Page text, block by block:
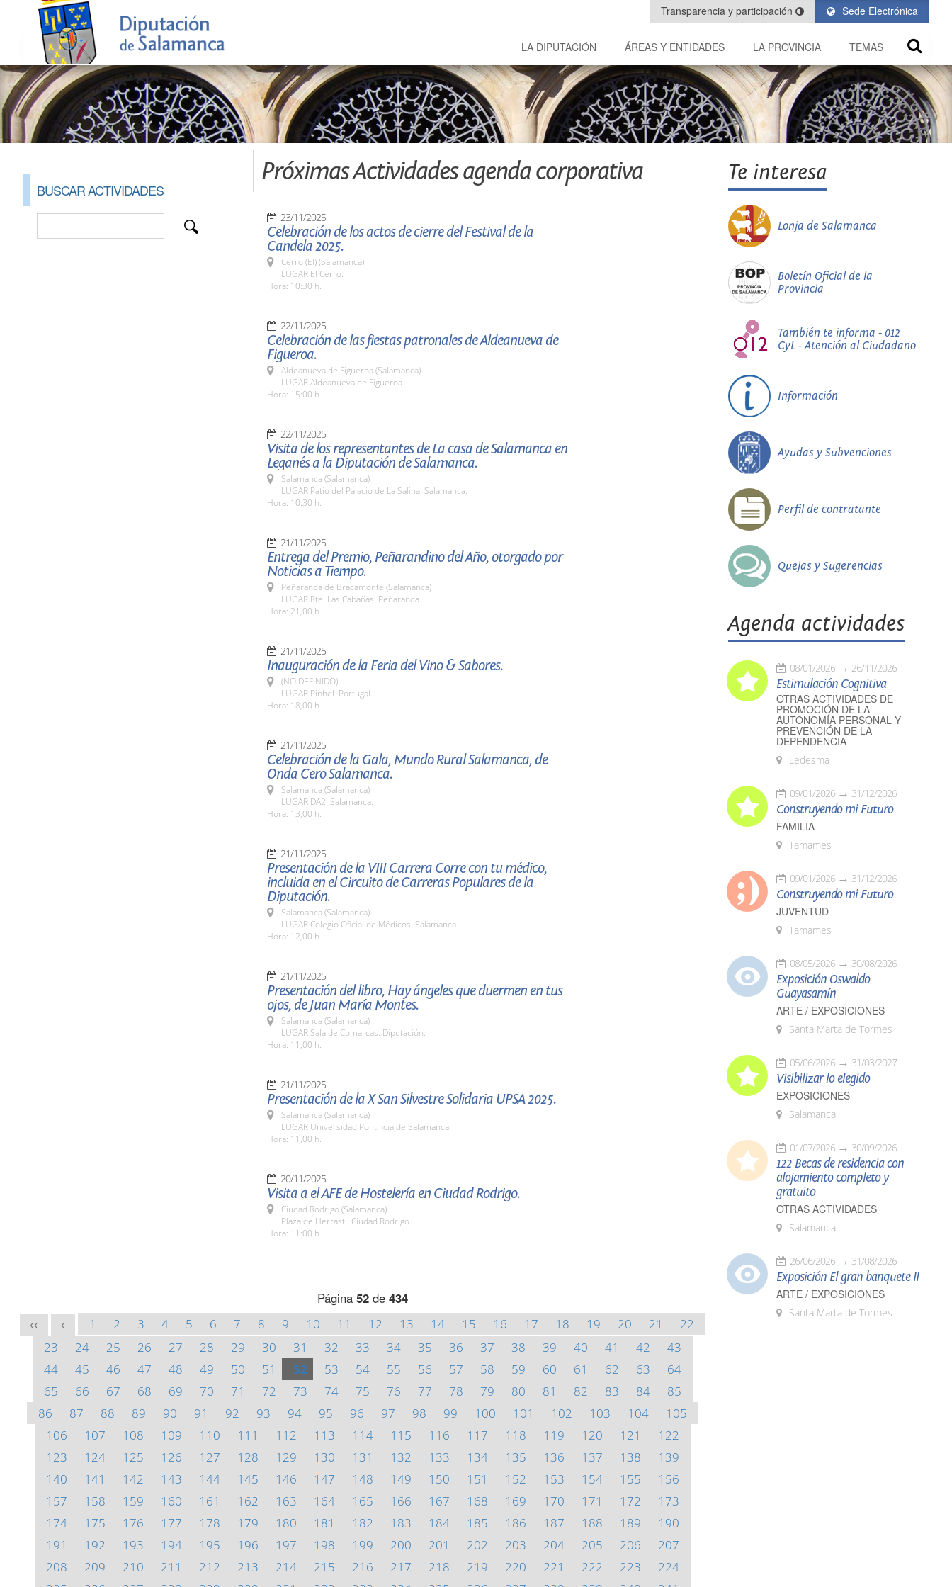
Sede Electrónica
Transparencia y participación
LA DIPUTACIÓN ÁREAS Y ENTIDADES LA PROVINCIA TEMAS
BUSCAR ACTIVIDADES
Próximas Actividades agenda corporativa
23/11/2025
Celebración de los actos de cierre del Festival de la
Candela 2025.
Cerro (El) (Salamanca)
LUGAR El Cerro.
Hora: 10:30 h.
22/11/2025
Celebración de las fiestas patronales de Aldeanueva de
Figueroa.
Aldeanueva de Figueroa (Salamanca)
LUGAR Aldeanueva de Figueroa.
Hora: 15:00 h.
22/11/2025
Visita de los representantes de La casa de Salamanca en
Leganés a la Diputación de Salamanca.
Salamanca (Salamanca)
LUGAR Patio del Palacio de La Salina. Salamanca.
Hora: 10:30 h.
21/11/2025
Entrega del Premio, Peñarandino del Año, otorgado por
Noticias a Tiempo.
Peñaranda de Bracamonte (Salamanca)
LUGAR Rte. Las Cabañas. Peñaranda.
Hora: 21,00 h.
21/11/2025
Inauguración de la Feria del Vino & Sabores.
(NO DEFINIDO)
LUGAR Pinhel. Portugal
Hora: 18,00 h.
21/11/2025
Celebración de la Gala, Mundo Rural Salamanca, de
Onda Cero Salamanca.
Salamanca (Salamanca)
LUGAR DA2. Salamanca.
Hora: 13,00 h.
21/11/2025
Presentación de la VIII Carrera Corre con tu médico,
incluida en el Circuito de Carreras Populares de la
Diputación.
Salamanca (Salamanca)
LUGAR Colegio Oficial de Médicos. Salamanca.
Hora: 12,00 h.
21/11/2025
Presentación del libro, Hay ángeles que duermen en tus
ojos, de Juan María Montes.
Salamanca (Salamanca)
LUGAR Sala de Comarcas. Diputación.
Hora: 11,00 h.
21/11/2025
Presentación de la X San Silvestre Solidaria UPSA 2025.
Salamanca (Salamanca)
LUGAR Universidad Pontificia de Salamanca.
Hora: 11,00 h.
20/11/2025
Visita a el AFE de Hostelería en Ciudad Rodrigo.
Ciudad Rodrigo (Salamanca)
Plaza de Herrasti. Ciudad Rodrigo.
Hora: 11:00 h.
Página 52 de 434
<< < 1 2 3 4 5 6 7 8 9 10 11 12 13 14 15 16 17 18 19 20 21
22
23
24 25 26 27 28 29 30 31 32 33 34 35 36 37 38 39 40 41 42
43
44
45 46 47 48 49 50 51 52 53 54 55 56 57 58 59 60 61 62 63
64
65
66 67 68 69 70 71 72 73 74 75 76 77 78 79 80 81 82 83 84
85
86
87 88 89 90 91 92 93 94 95 96 97 98 99 100 101 102 103 104
105
106
107 108 109 110 111 112 113 114 115 116 117 118 119 120 121
122
123
124 125 126 127 128 129 130 131 132 133 134 135 136 137 138
139
140
141 142 143 144 145 146 147 148 149 150 151 152 153 154 155
156
157
158 159 160 161 162 163 164 165 166 167 168 169 170 171 172
173
174
175 176 177 178 179 180 181 182 183 184 185 186 187 188 189
190
191
192 193 194 195 196 197 198 199 200 201 202 203 204 205 206
207
208
209 210 211 212 213 214 215 216 217 218 219 220 221 222 223
224
Te interesa
Lonja de Salamanca
Boletín Oficial de la
Provincia
También te informa - 012
CyL - Atención al Ciudadano
Información
Ayudas y Subvenciones
Perfil de contratante
Quejas y Sugerencias
Agenda actividades
08/01/2026 26/11/2026
Estimulación Cognitiva
OTRAS ACTIVIDADES DE
PROMOCIÓN DE LA
AUTONOMÍA PERSONAL Y
PREVENCIÓN DE LA
DEPENDENCIA
Ledesma
09/01/2026 31/12/2026
Construyendo mi Futuro
FAMILIA
Tamames
09/01/2026 31/12/2026
Construyendo mi Futuro
JUVENTUD
Tamames
08/05/2026 30/08/2026
Exposición Oswaldo
Guayasamín
ARTE / EXPOSICIONES
Santa Marta de Tormes
05/06/2026 31/03/2027
Visibilizar lo elegido
EXPOSICIONES
Salamanca
01/07/2026 30/09/2026
122 Becas de residencia con
alojamiento completo y
gratuito
OTRAS ACTIVIDADES
Salamanca
26/06/2026 31/08/2026
Exposición El gran banquete II
ARTE / EXPOSICIONES
Santa Marta de Tormes